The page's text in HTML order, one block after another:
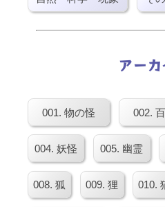
アー
001. 物の怪 002.
004. 妖怪 005. 幽霊
008. 狐 009. 狸 010.